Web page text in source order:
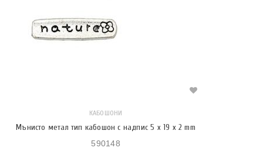
КАБОШОНИ
Мънисто метал тип кабошон с надпис 5 x 19 x 2 mm
590148